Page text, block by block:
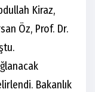
Kiraz,
Öz, Prof. Dr.
Bakanlık